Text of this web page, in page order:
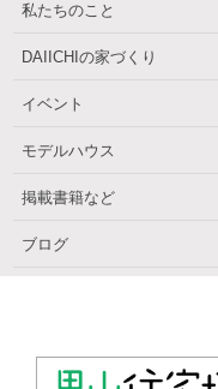
私たちのこと
DAIICHIの家づくり
イベント
モデルハウス
掲載書籍など
ブログ